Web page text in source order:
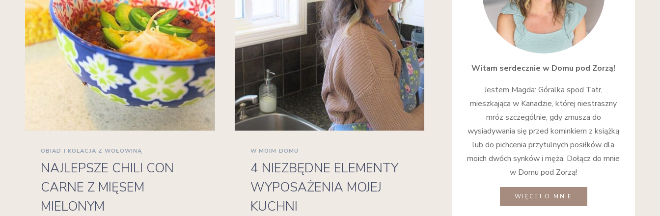
OBIAD I KOLACJA| Z WOŁOWINĄ
NAJLEPSZE CHILI CON
CARNE Z MIĘSEM
MIELONYM
W MOIM DOMU
4 NIEZBĘDNE ELEMENTY
WYPOSAŻENIA MOJEJ
KUCHNI
Witam serdecznie w Domu pod Zorzą!
Jestem Magda: Góralka spod Tatr,
mieszkająca w Kanadzie, której niestraszny
mróz szczególnie, gdy zmusza do
wysiadywania się przed kominkiem z książką
lub do pichcenia przytulnych posiłków dla
moich dwóch synków i męża. Dołącz do mnie
w Domu pod Zorzą!
WIĘCEJ O MNIE